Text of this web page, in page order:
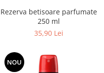
Rezerva betisoare parfumate
250 ml
35,90 Lei
NOU